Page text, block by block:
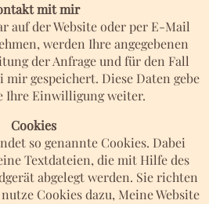
mit mir
auf der Website oder per E-Mail
werden Ihre angegebenen
der Anfrage und für den Fall
mir gespeichert. Diese Daten gebe
Ihre Einwilligung weiter.
Cookies
so genannte Cookies. Dabei
Textdateien, die mit Hilfe des
abgelegt werden. Sie richten
Cookies dazu, Meine Website